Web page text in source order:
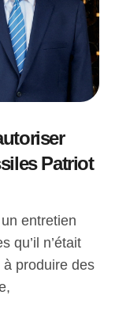
Patriot
entretien
qu’il n’était
à produire des